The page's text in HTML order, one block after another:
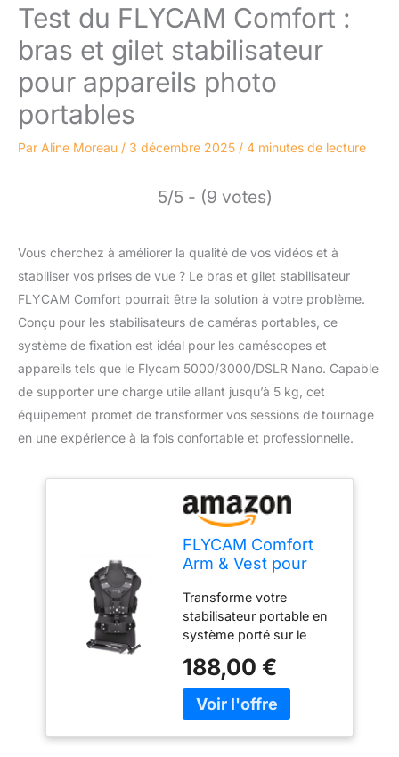
Test du FLYCAM Comfort :
bras et gilet stabilisateur
pour appareils photo
portables
Par Aline Moreau / 3 décembre 2025 / 4 minutes de lecture
5/5 - (9 votes)
Vous cherchez à améliorer la qualité de vos vidéos et à
stabiliser vos prises de vue ? Le bras et gilet stabilisateur
FLYCAM Comfort pourrait être la solution à votre problème.
Conçu pour les stabilisateurs de caméras portables, ce
système de fixation est idéal pour les caméscopes et
appareils tels que le Flycam 5000/3000/DSLR Nano. Capable
de supporter une charge utile allant jusqu’à 5 kg, cet
équipement promet de transformer vos sessions de tournage
en une expérience à la fois confortable et professionnelle.
FLYCAM Comfort
Arm & Vest pour
Portables, Body rig
5 kg
Transforme votre
stabilisateur portable en
système porté sur le
absorbe les secousses
et les chocs, tandis que
le gilet transfère le poids
188,00 €